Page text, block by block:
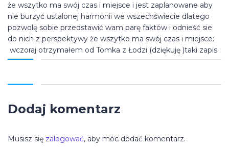
że wszytko ma swój czas i miejsce i jest zaplanowane aby
nie burzyć ustalonej harmonii we wszechświecie dlatego
pozwolę sobie przedstawić wam parę faktów i odnieść sie
do nich z perspektywy że wszytko ma swój czas i miejsce:
wczoraj otrzymałem od Tomka z Łodzi (dziękuję )taki zapis :
Dodaj komentarz
Musisz się zalogować, aby móc dodać komentarz.